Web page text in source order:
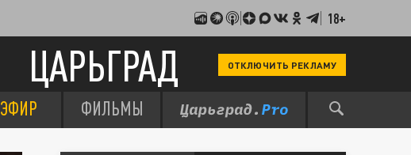
18+
ЦАРЬГРАД ОТКЛЮЧИТЬ РЕКЛАМУ
ЭФИР ФИЛЬМЫ